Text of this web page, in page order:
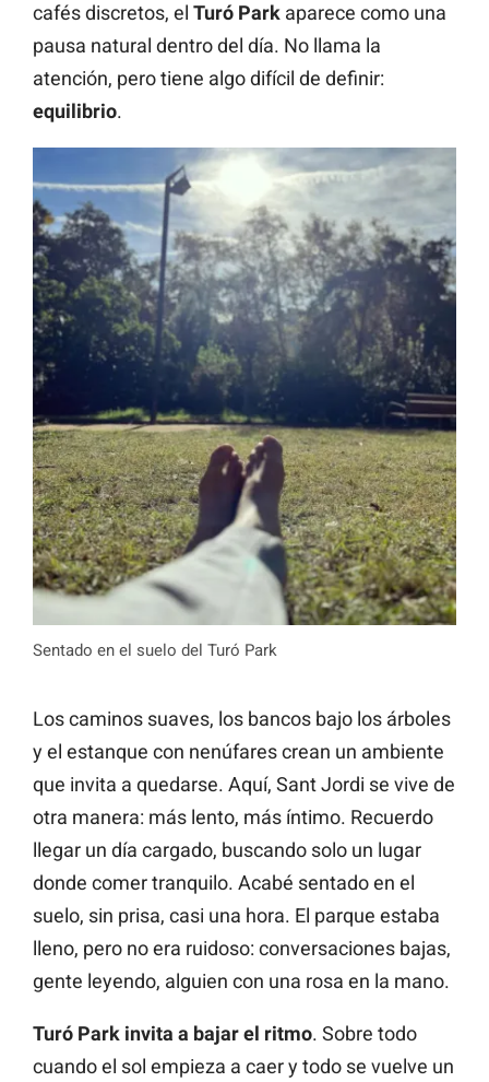
cafés discretos, el Turó Park aparece como una
pausa natural dentro del día. No llama la
atención, pero tiene algo difícil de definir:
equilibrio.
Sentado en el suelo del Turó Park
Los caminos suaves, los bancos bajo los árboles
y el estanque con nenúfares crean un ambiente
que invita a quedarse. Aquí, Sant Jordi se vive de
otra manera: más lento, más íntimo. Recuerdo
llegar un día cargado, buscando solo un lugar
donde comer tranquilo. Acabé sentado en el
suelo, sin prisa, casi una hora. El parque estaba
lleno, pero no era ruidoso: conversaciones bajas,
gente leyendo, alguien con una rosa en la mano.
Turó Park invita a bajar el ritmo. Sobre todo
cuando el sol empieza a caer y todo se vuelve un